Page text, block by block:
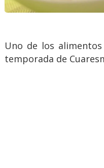
Uno de los
temporada de